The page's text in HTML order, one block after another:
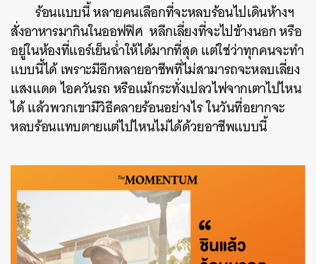
ร้อนแบบนี้หลายคนเลือกที่จะหลบร้อนไปเดินห้างฯ
สั่งอาหารมากินในออฟฟิศ หลีกเลี่ยงที่จะไปข้างนอกหรือ
อยู่ในห้องที่แอร์เย็นฉ่ำให้ได้มากที่สุดแต่ใช่ว่าทุกคนจะทำ
แบบนี้ได้เพราะมีอีกหลายอาชีพที่ไม่สามารถจะหลบเลี่ยง
แสงแดดไอควันรถหรือแม้กระทั่งเปลวไฟจากเตาไปไหน
ได้แล้วพวกเขามีวิธีคลายร้อนอย่างไร ในวันที่อยากจะ
หลบร้อนแทบตายแต่ไปไหนไม่ได้ด้วยอาชีพแบบนี้